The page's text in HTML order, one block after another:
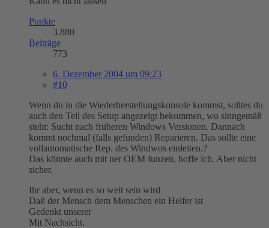
Punkte
3.880
Beiträge
773
6. Dezember 2004 um 09:23
#10
Wenn du in die Wiederherstellungskonsole kommst, solltes du
auch den Teil des Setup angezeigt bekommen, wo sinngemäß
steht: Sucht nach früheren Windows Versionen. Dannach
kommt nochmal (falls gefunden) Reparieren. Das sollte eine
vollautomatische Rep. des Windwos einleiten.?
Das könnte auch mit ner OEM funzen, hoffe ich. Aber nicht
sicher.
Ihr aber, wenn es so weit sein wird
Daß der Mensch dem Menschen ein Helfer ist
Gedenkt unserer
Mit Nachsicht.